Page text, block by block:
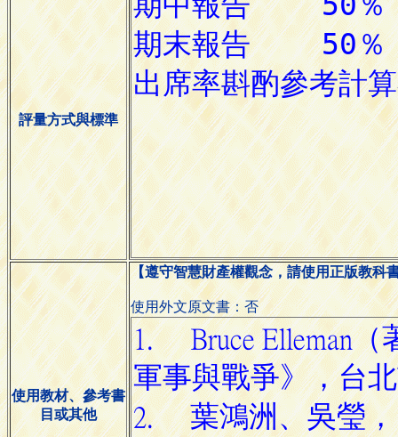
評量方式與標準
使用教材、參考書
目或其他
【遵守智慧財產權觀念，請使用正版教科
使用外文原文書：否